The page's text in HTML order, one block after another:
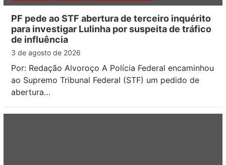
PF pede ao STF abertura de terceiro inquérito
para investigar Lulinha por suspeita de tráfico
de influência
3 de agosto de 2026
Por: Redação Alvoroço A Polícia Federal encaminhou
ao Supremo Tribunal Federal (STF) um pedido de
abertura…